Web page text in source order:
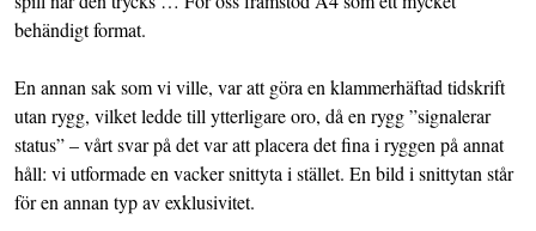
behändigt format.
En annan sak som vi ville, var att göra en klammerhäftad tidskrift
utan rygg, vilket ledde till ytterligare oro, då en rygg ”signalerar
status” – vårt svar på det var att placera det fina i ryggen på annat
håll: vi utformade en vacker snittyta i stället. En bild i snittytan står
för en annan typ av exklusivitet.